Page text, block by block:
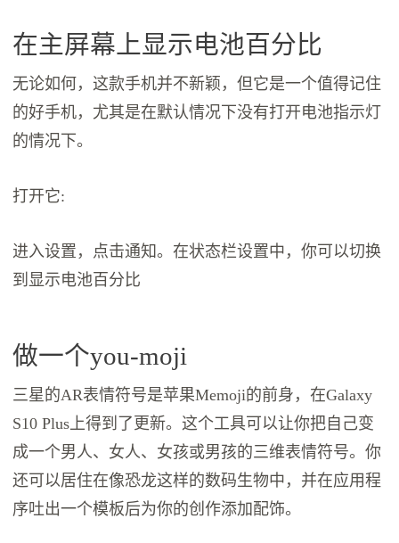
在主屏幕上显示电池百分比
无论如何，这款手机并不新颖，但它是一个值得记住
的好手机，尤其是在默认情况下没有打开电池指示灯
的情况下。
打开它:
进入设置，点击通知。在状态栏设置中，你可以切换
到显示电池百分比
做一个you-moji
三星的AR表情符号是苹果Memoji的前身，在Galaxy
S10 Plus上得到了更新。这个工具可以让你把自己变
成一个男人、女人、女孩或男孩的三维表情符号。你
还可以居住在像恐龙这样的数码生物中，并在应用程
序吐出一个模板后为你的创作添加配饰。